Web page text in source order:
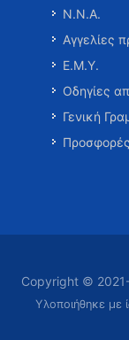
Ν.Ν.Α.
Αγγελίες
Ε.Μ.Υ.
Οδηγίες
Γενική
Copyright ©
Υλοποιήθηκε με